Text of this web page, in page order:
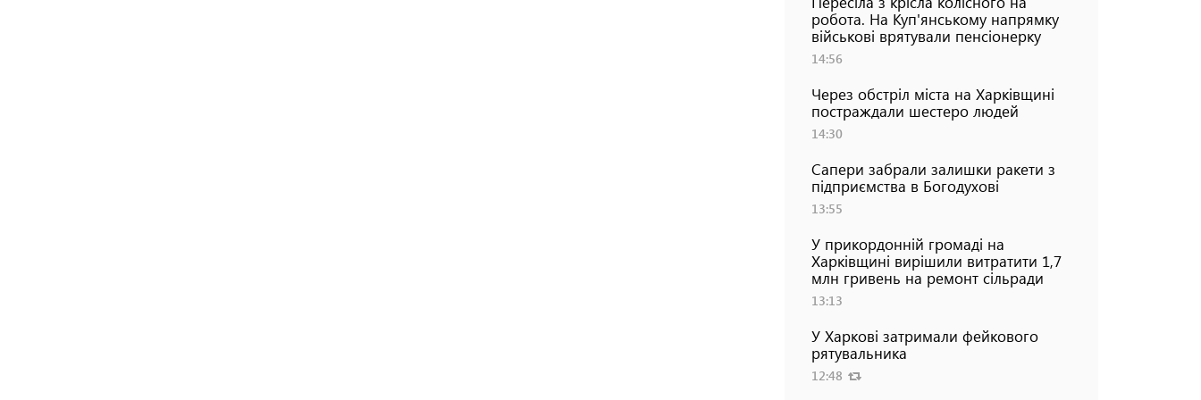
робота. На Куп'янському напрямку
військові врятували пенсіонерку
14:56
Через обстріл міста на Харківщині
постраждали шестеро людей
14:30
Сапери забрали залишки ракети з
підприємства в Богодухові
13:55
У прикордонній громаді на
Харківщині вирішили витратити 1,7
млн гривень на ремонт сільради
13:13
У Харкові затримали фейкового
рятувальника
12:48